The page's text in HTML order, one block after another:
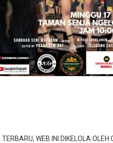
WEB INI DIKELOLA